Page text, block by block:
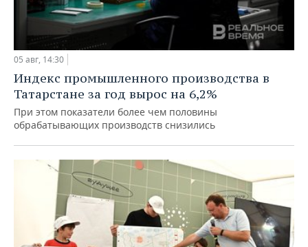
05 авг, 14:30
Индекс промышленного производства в
Татарстане за год вырос на 6,2%
При этом показатели более чем половины
обрабатывающих производств снизились